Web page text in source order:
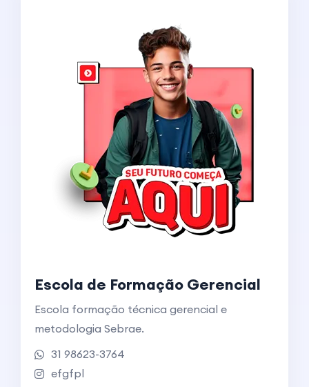
Escola de Formação Gerencial
Escola formação técnica gerencial e
metodologia Sebrae.
31 98623-3764
efgfpl